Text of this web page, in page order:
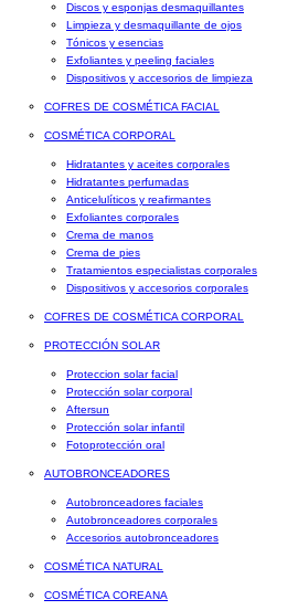
Discos y esponjas desmaquillantes
Limpieza y desmaquillante de ojos
Tónicos y esencias
Exfoliantes y peeling faciales
Dispositivos y accesorios de limpieza
COFRES DE COSMÉTICA FACIAL
COSMÉTICA CORPORAL
Hidratantes y aceites corporales
Hidratantes perfumadas
Anticelulíticos y reafirmantes
Exfoliantes corporales
Crema de manos
Crema de pies
Tratamientos especialistas corporales
Dispositivos y accesorios corporales
COFRES DE COSMÉTICA CORPORAL
PROTECCIÓN SOLAR
Proteccion solar facial
Protección solar corporal
Aftersun
Protección solar infantil
Fotoprotección oral
AUTOBRONCEADORES
Autobronceadores faciales
Autobronceadores corporales
Accesorios autobronceadores
COSMÉTICA NATURAL
COSMÉTICA COREANA